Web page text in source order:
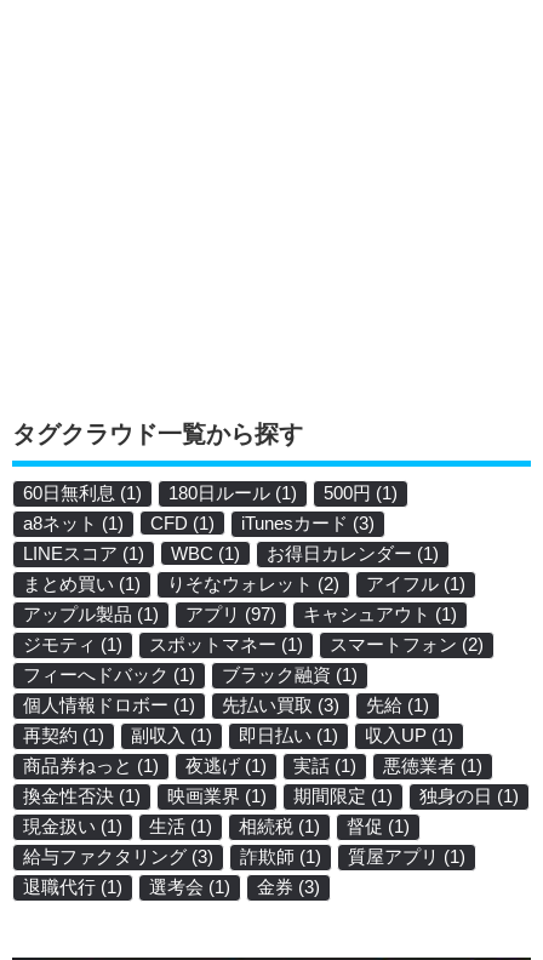
タグクラウド一覧から探す
60日無利息 (1) 180日ルール (1) 500円 (1)
a8ネット (1) CFD (1) iTunesカード (3)
LINEスコア (1) WBC (1) お得日カレンダー (1)
まとめ買い (1) りそなウォレット (2) アイフル (1)
アップル製品 (1) アプリ (97) キャシュアウト (1)
ジモティ (1) スポットマネー (1) スマートフォン (2)
フィーへドバック (1) ブラック融資 (1)
個人情報ドロボー (1) 先払い買取 (3) 先給 (1)
再契約 (1) 副収入 (1) 即日払い (1) 収入UP (1)
商品券ねっと (1) 夜逃げ (1) 実話 (1) 悪徳業者 (1)
換金性否決 (1) 映画業界 (1) 期間限定 (1) 独身の日 (1)
現金扱い (1) 生活 (1) 相続税 (1) 督促 (1)
給与ファクタリング (3) 詐欺師 (1) 質屋アプリ (1)
退職代行 (1) 選考会 (1) 金券 (3)